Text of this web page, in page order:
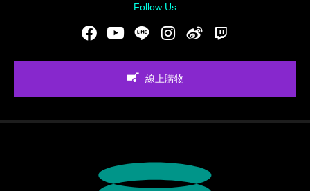
Follow Us
FacebookYoutubeLINE Instgram新浪微博
線上購物